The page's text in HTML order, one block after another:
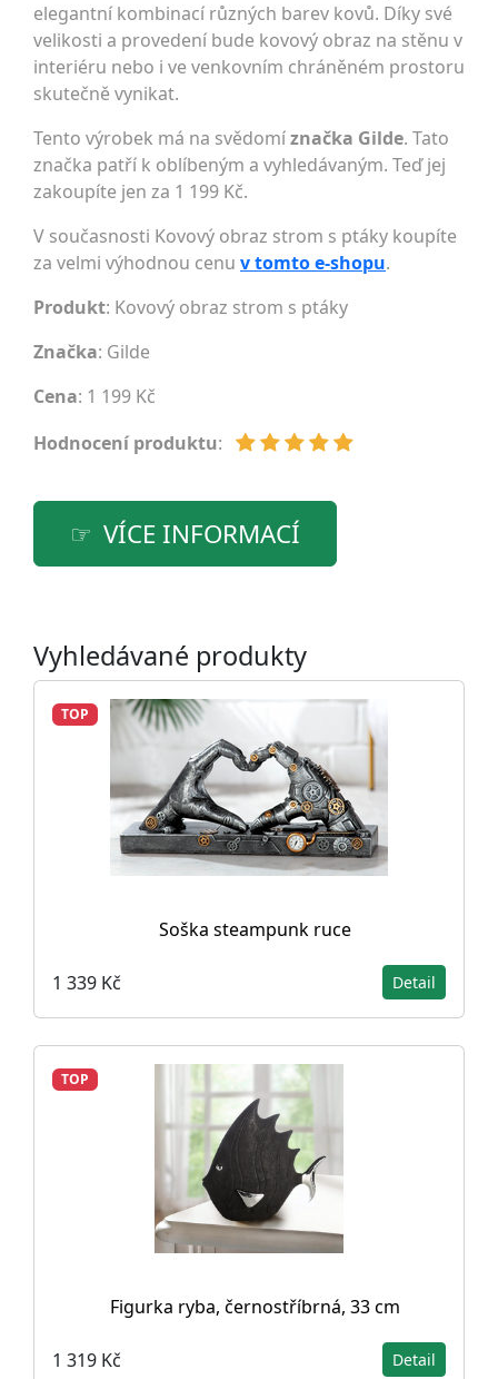
elegantní kombinací různých barev kovů. Díky své
velikosti a provedení bude kovový obraz na stěnu v
interiéru nebo i ve venkovním chráněném prostoru
skutečně vynikat.
Tento výrobek má na svědomíznačka Gilde. Tato
značka patří k oblíbeným a vyhledávaným. Teď jej
zakoupíte jen za 1 199 Kč.
V současnosti Kovový obraz strom s ptáky koupíte
za velmi výhodnou cenu v tomto e-shopu.
Produkt: Kovový obraz strom s ptáky
Značka: Gilde
Cena: 1 199 Kč
Hodnocení produktu:
VÍCE INFORMACÍ
Vyhledávané produkty
TOP
Soška steampunk ruce
1 339 Kč Detail
TOP
Figurka ryba, černostříbrná, 33 cm
1 319 Kč Detail